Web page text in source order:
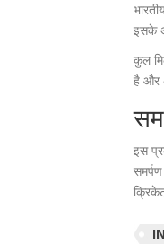
इसके
कुल
है और
इस